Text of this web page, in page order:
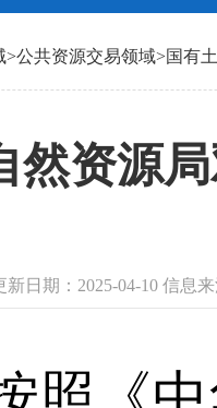
>公共资源交易领域>国有
然资源
新日期：2025-04-10 信息